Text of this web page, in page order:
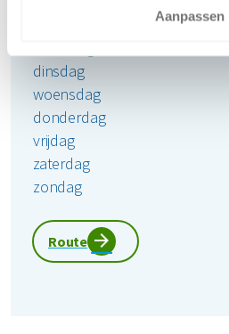
Aanpassen
Openingstijden locatie:
dinsdag
woensdag
donderdag
vrijdag
zaterdag
zondag
Route